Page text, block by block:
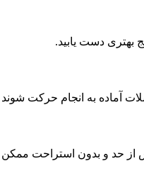
بهتری دست یابید.
آماده به انجام حرکت
از حد و بدون استراحت